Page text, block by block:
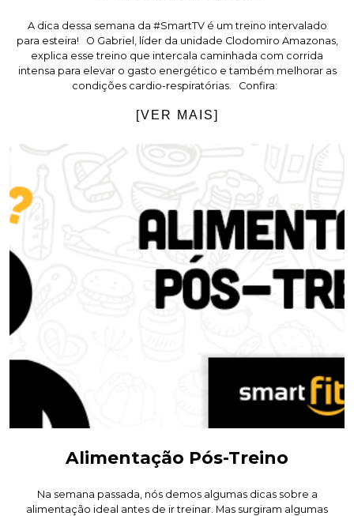
A dica dessa semana da #SmartTV é um treino intervalado
para esteira! O Gabriel, líder da unidade Clodomiro Amazonas,
explica esse treino que intercala caminhada com corrida
intensa para elevar o gasto energético e também melhorar as
condições cardio-respiratórias. Confira:
[VER MAIS]
Alimentação Pós-Treino
Na semana passada, nós demos algumas dicas sobre a
alimentação ideal antes de ir treinar. Mas surgiram algumas